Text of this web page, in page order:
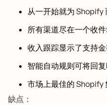
从一开始就为 Shopify
所有渠道尽在一个收
收入跟踪显示了支持
智能自动规则可将回
市场上最佳的 Shopify
缺点：